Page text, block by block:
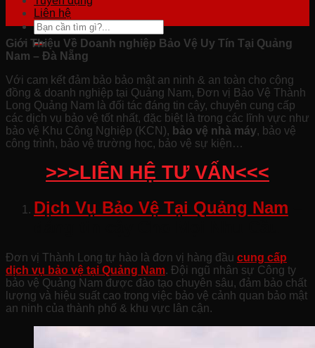
Liên hệ
Giới Thiệu Về Doanh nghiệp Bảo Vệ Uy Tín Tại Quảng
Nam – Đà Nẵng
Với cam kết đảm bảo bảo mật an ninh & an toàn cho cộng
đồng & doanh nghiệp tại Quảng Nam, Đơn vị Bảo Vệ Thành
Long Quảng Nam là đối tác đáng tin cậy, chuyên cung cấp
các dịch vụ bảo vệ tốt nhất, đặc biệt là trong các lĩnh vực như
bảo vệ Khu Công Nghiệp (KCN), bảo vệ nhà máy, bảo vệ
công trình, bảo vệ trường học, bảo vệ sự kiện…
>>>LIÊN HỆ TƯ VẤN<<<
Dịch Vụ Bảo Vệ Tại Quảng Nam
Đơn vị Thành Long tự hào là đơn vị hàng đầu cung cấp
dịch vụ bảo vệ tại Quảng Nam. Đội ngũ nhân sự Công ty
bảo vệ Quảng Nam được đào tạo chuyên sâu, đảm bảo chất
lượng và hiệu suất cao trong việc bảo vệ cảnh quan bảo mật
an ninh của thành phố & khu vực lân cận.